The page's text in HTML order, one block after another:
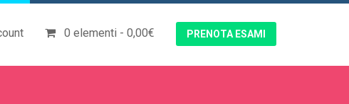
PRENOTA ESAMI
0 elementi 0,00€